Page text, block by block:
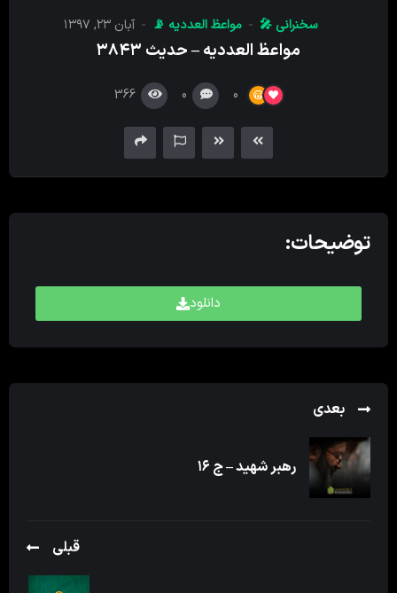
سخنرانی 🎤 مواعظ العددیه 📡 آبان ۲۳, ۱۳۹۷
مواعظ العددیه – حدیث ۳۸۴۳
0
0
366
توضیحات:
دانلود
بعدی
رهبر شهید – ج ۱۶
قبلی